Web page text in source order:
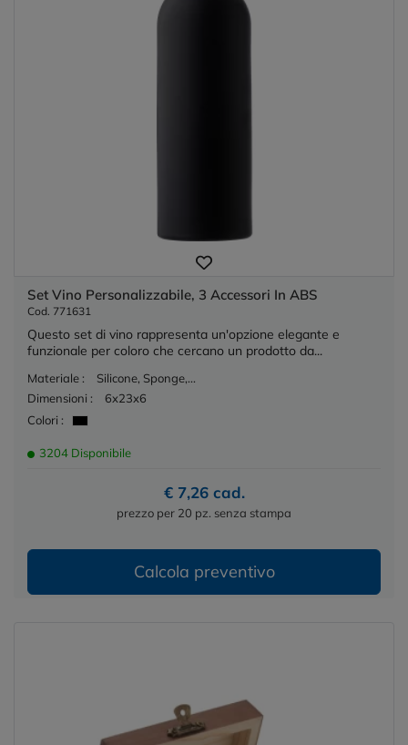
Set Vino Personalizzabile, 3 Accessori In ABS
Cod. 771631
Questo set di vino rappresenta un'opzione elegante e
funzionale per coloro che cercano un prodotto da...
Materiale :
Silicone, Sponge,...
Dimensioni :
6x23x6
Colori :
3204 Disponibile
€ 7,26 cad.
prezzo per 20 pz. senza stampa
Calcola preventivo